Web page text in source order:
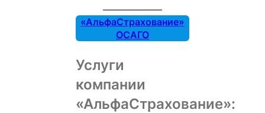
«АльфаСтрахование»
ОСАГО
Услуги
компании
«АльфаСтрахование»: